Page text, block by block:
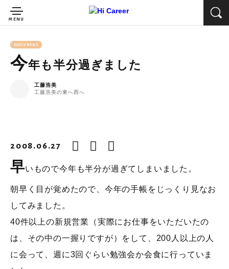
BLOG&NEWS
今年も半分過ぎました
工藤浩美
工藤浩美の東へ西へ
2008.06.27
早いもので今年も半分が過ぎてしまいました。
朝早く目が覚めたので、今年の手帳をじっくり見なお
してみました。
40件以上の新規営業（実際にお仕事をいただいたの
は、その中の一握りですが）をして、200人以上の人
に会って、週に3回ぐらい勉強会か会食に行っていま